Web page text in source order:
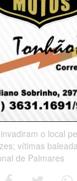
a tiros em
ficam
o local
vítimas
de Palmares